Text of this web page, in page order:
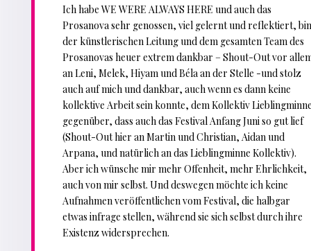
Ich habe WE WERE ALWAYS HERE und auch das
Prosanova sehr genossen, viel gelernt und reflektiert,
der künstlerischen Leitung und dem gesamten Team des
Prosanovas heuer extrem dankbar – Shout-Out vor
an Leni, Melek, Hiyam und Béla an der Stelle -und stolz
auch auf mich und dankbar, auch wenn es dann keine
kollektive Arbeit sein konnte, dem Kollektiv
gegenüber, dass auch das Festival Anfang Juni so gut lief
(Shout-Out hier an Martin und Christian, Aidan und
Arpana, und natürlich an das Lieblingminne Kollektiv).
Aber ich wünsche mir mehr Offenheit, mehr Ehrlichkeit,
auch von mir selbst. Und deswegen möchte ich keine
Aufnahmen veröffentlichen vom Festival, die halbgar
etwas infrage stellen, während sie sich selbst durch ihre
Existenz widersprechen.